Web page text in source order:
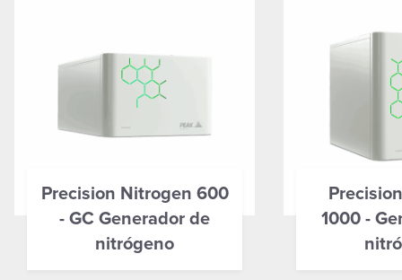
Precision Nitrogen 600
- GC Generador de
nitrógeno
1000 -